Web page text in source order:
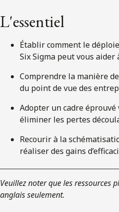
L'essentiel
Établir comment le
Six Sigma peut vous
Comprendre la manière
du point de vue des
Adopter un cadre
éliminer les pertes
Recourir à la
réaliser des gains
Veuillez noter que les ressources
anglais seulement.